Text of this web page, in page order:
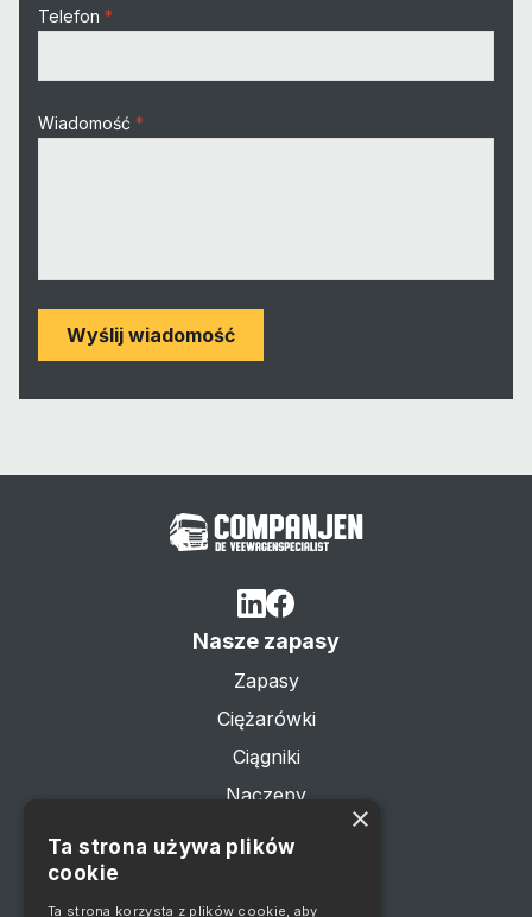
Telefon
Wiadomość
Wyślij wiadomość
Nasze zapasy
Zapasy
Ciężarówki
Ciągniki
Naczepy
Przyczepy
Sprzedaż
×
Ta strona używa plików
cookie
Ta strona korzysta z plików cookie, aby